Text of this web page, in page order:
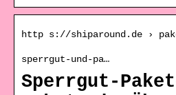
http s://shiparound.de ›
sperrgut-und-pa…
Sperrgut-